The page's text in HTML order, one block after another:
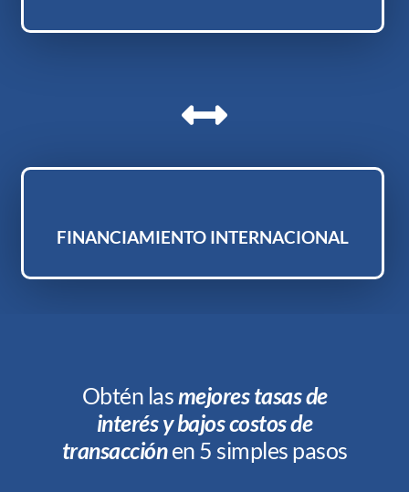
FINANCIAMIENTO INTERNACIONAL
Obtén las mejores tasas de
interés y bajos costos de
transacciónen 5 simples pasos